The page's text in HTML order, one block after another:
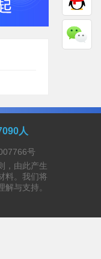
人
号
，由此产生
料。我们将
与支持。